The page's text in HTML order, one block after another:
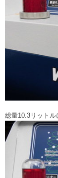
総量10.3リットル